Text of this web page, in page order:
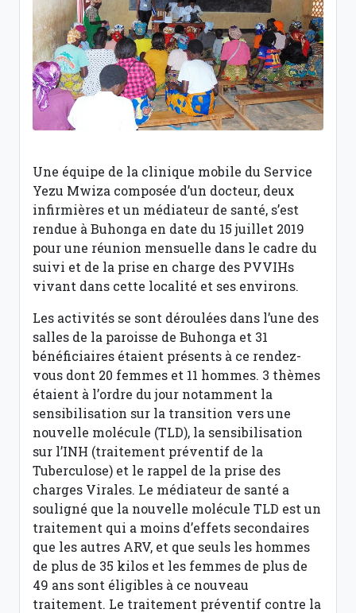
Une équipe de la clinique mobile du Service
Yezu Mwiza composée d’un docteur, deux
infirmières et un médiateur de santé, s’est
rendue à Buhonga en date du 15 juillet 2019
pour une réunion mensuelle dans le cadre du
suivi et de la prise en charge des PVVIHs
vivant dans cette localité et ses environs.
Les activités se sont déroulées dans l’une des
salles de la paroisse de Buhonga et 31
bénéficiaires étaient présents à ce rendez-
vous dont 20 femmes et 11 hommes. 3 thèmes
étaient à l’ordre du jour notamment la
sensibilisation sur la transition vers une
nouvelle molécule (TLD), la sensibilisation
sur l’INH (traitement préventif de la
Tuberculose) et le rappel de la prise des
charges Virales. Le médiateur de santé a
souligné que la nouvelle molécule TLD est un
traitement qui a moins d’effets secondaires
que les autres ARV, et que seuls les hommes
de plus de 35 kilos et les femmes de plus de
49 ans sont éligibles à ce nouveau
traitement. Le traitement préventif contre la